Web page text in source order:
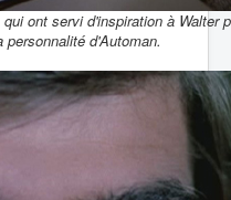
ont servi d'inspiration à Walter
personnalité d'Automan.